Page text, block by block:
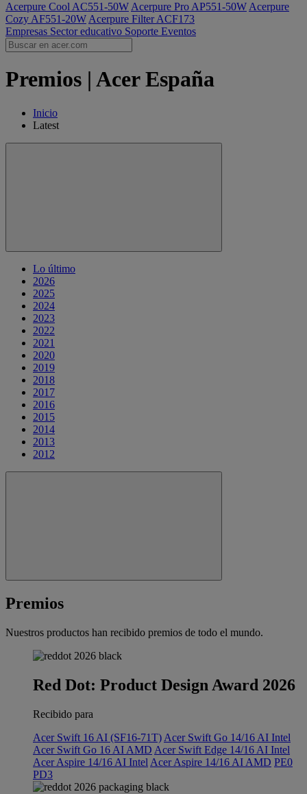
Acerpure Cool AC551-50W Acerpure Pro AP551-50W Acerpure
Cozy AF551-20W Acerpure Filter ACF173
Empresas Sector educativo Soporte Eventos
Premios | Acer España
Inicio
Latest
Lo último
2026
2025
2024
2023
2022
2021
2020
2019
2018
2017
2016
2015
2014
2013
2012
Premios
Nuestros productos han recibido premios de todo el mundo.
Red Dot: Product Design Award 2026
Recibido para
Acer Swift 16 AI (SF16-71T) Acer Swift Go 14/16 AI Intel
Acer Swift Go 16 AI AMD Acer Swift Edge 14/16 AI Intel
Acer Aspire 14/16 AI Intel Acer Aspire 14/16 AI AMD PE0
PD3